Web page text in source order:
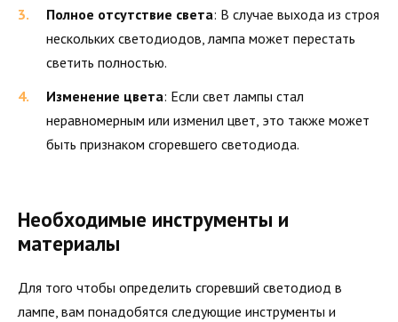
Полное отсутствие света: В случае выхода из строя
нескольких светодиодов, лампа может перестать
светить полностью.
Изменение цвета: Если свет лампы стал
неравномерным или изменил цвет, это также может
быть признаком сгоревшего светодиода.
Необходимые инструменты и
материалы
Для того чтобы определить сгоревший светодиод в
лампе, вам понадобятся следующие инструменты и